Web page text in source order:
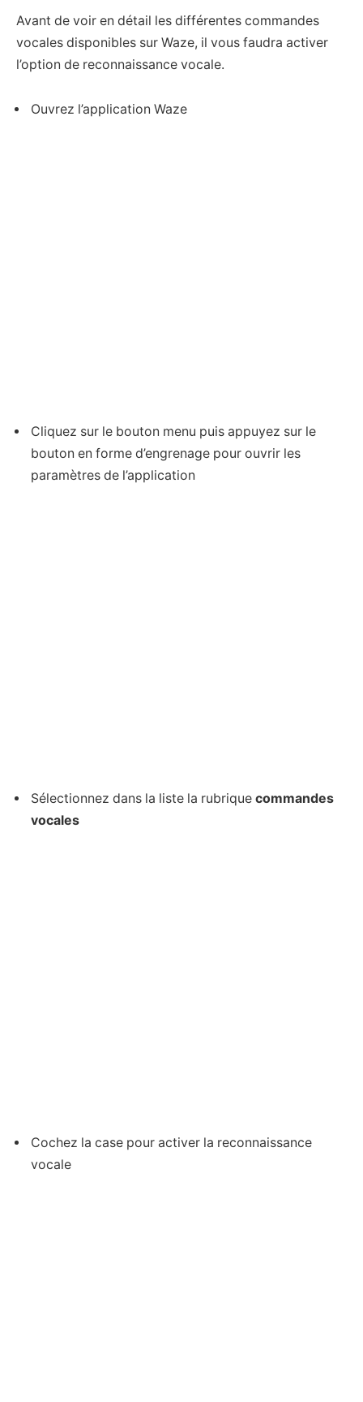
Avant de voir en détail les différentes commandes
vocales disponibles sur Waze, il vous faudra activer
l’option de reconnaissance vocale.
Ouvrez l’application Waze
Cliquez sur le bouton menu puis appuyez sur le
bouton en forme d’engrenage pour ouvrir les
paramètres de l’application
Sélectionnez dans la liste la rubrique commandes
vocales
Cochez la case pour activer la reconnaissance
vocale